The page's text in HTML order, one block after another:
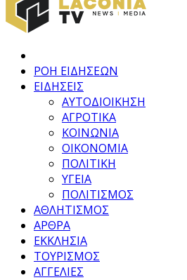
ΡΟΗ ΕΙΔΗΣΕΩΝ
ΕΙΔΗΣΕΙΣ
ΑΥΤΟΔΙΟΙΚΗΣΗ
ΑΓΡΟΤΙΚΑ
ΚΟΙΝΩΝΙΑ
ΟΙΚΟΝΟΜΙΑ
ΠΟΛΙΤΙΚΗ
ΥΓΕΙΑ
ΠΟΛΙΤΙΣΜΟΣ
ΑΘΛΗΤΙΣΜΟΣ
ΑΡΘΡΑ
ΕΚΚΛΗΣΙΑ
ΤΟΥΡΙΣΜΟΣ
ΑΓΓΕΛΙΕΣ